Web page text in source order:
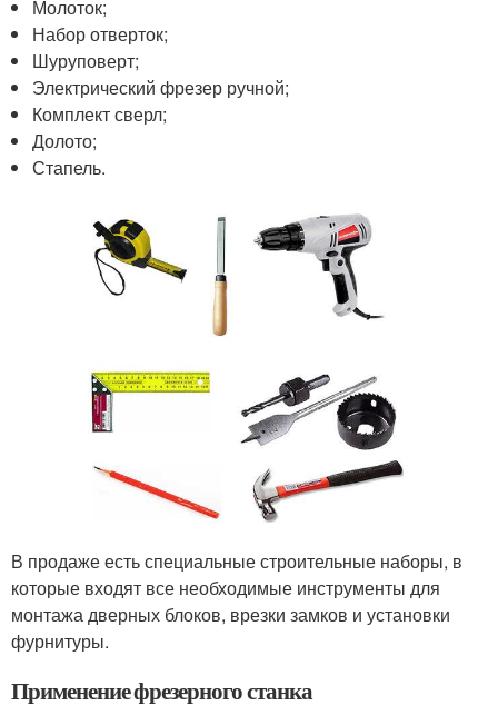
Молоток;
Набор отверток;
Шуруповерт;
Электрический фрезер ручной;
Комплект сверл;
Долото;
Стапель.
В продаже есть специальные строительные наборы, в
которые входят все необходимые инструменты для
монтажа дверных блоков, врезки замков и установки
фурнитуры.
Применение фрезерного станка